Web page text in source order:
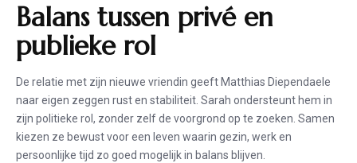
Balans tussen privé en
publieke rol
De relatie met zijn nieuwe vriendin geeft Matthias Diependaele
naar eigen zeggen rust en stabiliteit. Sarah ondersteunt hem in
zijn politieke rol, zonder zelf de voorgrond op te zoeken. Samen
kiezen ze bewust voor een leven waarin gezin, werk en
persoonlijke tijd zo goed mogelijk in balans blijven.